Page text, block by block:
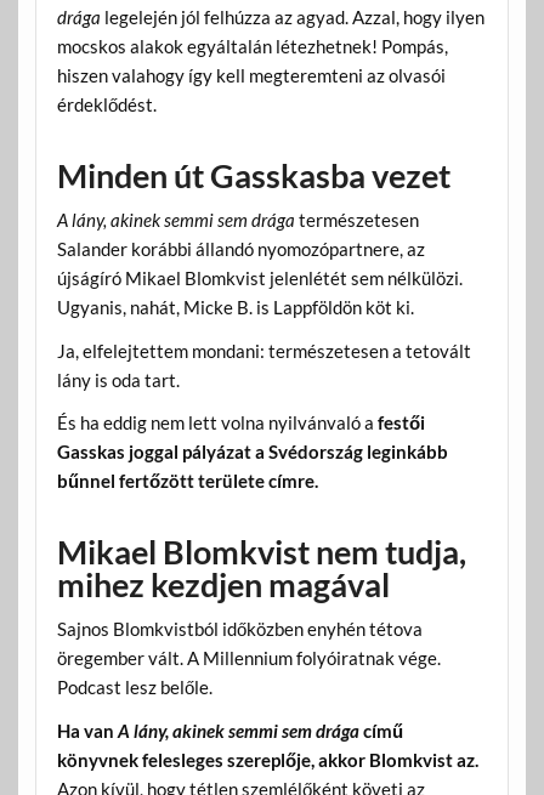
drága legelején jól felhúzza az agyad. Azzal, hogy ilyen
mocskos alakok egyáltalán létezhetnek! Pompás,
hiszen valahogy így kell megteremteni az olvasói
érdeklődést.
Minden út Gasskasba vezet
A lány, akinek semmi sem drága természetesen
Salander korábbi állandó nyomozópartnere, az
újságíró Mikael Blomkvist jelenlétét sem nélkülözi.
Ugyanis, nahát, Micke B. is Lappföldön köt ki.
Ja, elfelejtettem mondani: természetesen a tetovált
lány is oda tart.
És ha eddig nem lett volna nyilvánvaló a festői
Gasskas joggal pályázat a Svédország leginkább
bűnnel fertőzött területe címre.
Mikael Blomkvist nem tudja,
mihez kezdjen magával
Sajnos Blomkvistból időközben enyhén tétova
öregember vált. A Millennium folyóiratnak vége.
Podcast lesz belőle.
Ha van A lány, akinek semmi sem drágacímű
könyvnek felesleges szereplője, akkor Blomkvist az.
Azon kívül, hogy tétlen szemlélőként követi az